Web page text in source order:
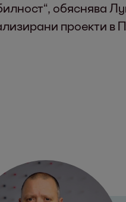
обяснява
проекти в